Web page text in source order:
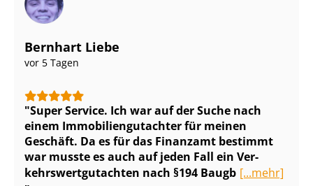
Bernhart Liebe
vor 5 Tagen
Super Service. Ich war auf der Suche nach
einem Im­mo­bi­li­en­gut­ach­ter für meinen
Geschäft. Da es für das Finanzamt bestimmt
war musste es auch auf jeden Fall ein Ver­
kehrs­wert­gut­ach­ten nach §194 Baugb [...mehr]